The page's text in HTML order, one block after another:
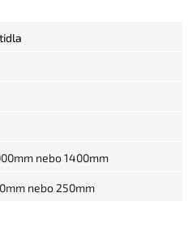
nebo 1400mm
nebo 250mm